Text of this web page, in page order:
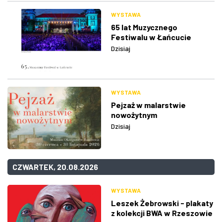
WYSTAWA
65 lat Muzycznego
Festiwalu w Łańcucie
Dzisiaj
WYSTAWA
Pejzaż w malarstwie
nowożytnym
Dzisiaj
CZWARTEK, 20.08.2026
WYSTAWA
Leszek Żebrowski - plakaty
z kolekcji BWA w Rzeszowie